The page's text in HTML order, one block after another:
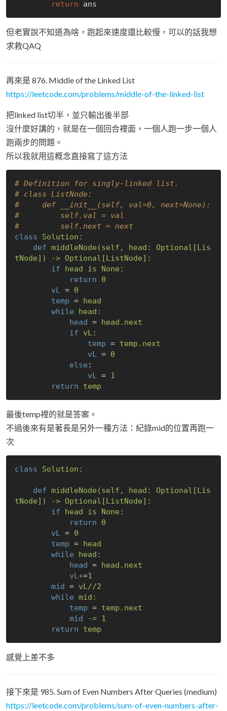
return
但老實說不知道為啥，跑起來速度還比較慢，可以的話我想
求救QAQ
再來是 876. Middle of the Linked List
https://leetcode.com/problems/middle-of-the-linked-list
把linked list切半，並只輸出後半部
沒什麼好講的，就是在一個回合裡面，一個人跑一步一個人
跑兩步的問題。
所以我就用這概念直接寫了這方法
# Definition for singly-linked list.
# class ListNode:
#     def __init__(self, val=0, next=None):
#         self.val = val
#         self.next = next
class
Solution:
def middleNode(self, head: Optional[Lis
tNode]) -> Optional[ListNode]:
if
head is None:
return
0
vL = 0
temp = head
while
head:
head = head.next
if
vL:
temp = temp.next
vL = 0
else :
vL = 1
return
temp
最後temp裡的就是答案。
不過後來有是著長是另外一種方法：紀錄mid的位置再跑一
次
class Solution:
def middleNode(self, head: Optional[Lis
tNode]) -> Optional[ListNode]:
if
head is None:
return
0
vL = 0
temp = head
while
head:
head = head.next
vL+=1
mid = vL//2
while mid:
temp = temp.next
mid
-= 1
return
temp
感覺上差不多
接下來是 985. Sum of Even Numbers After Queries (medium)
https://leetcode.com/problems/sum-of-even-numbers-after-